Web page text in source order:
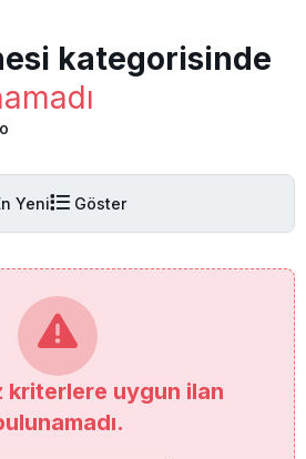
kategorisinde
Yeni Göster
kriterlere uygun ilan